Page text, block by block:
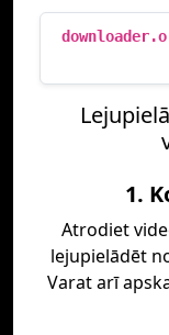
1.
Atrodiet
lejupielādēt
Varat arī